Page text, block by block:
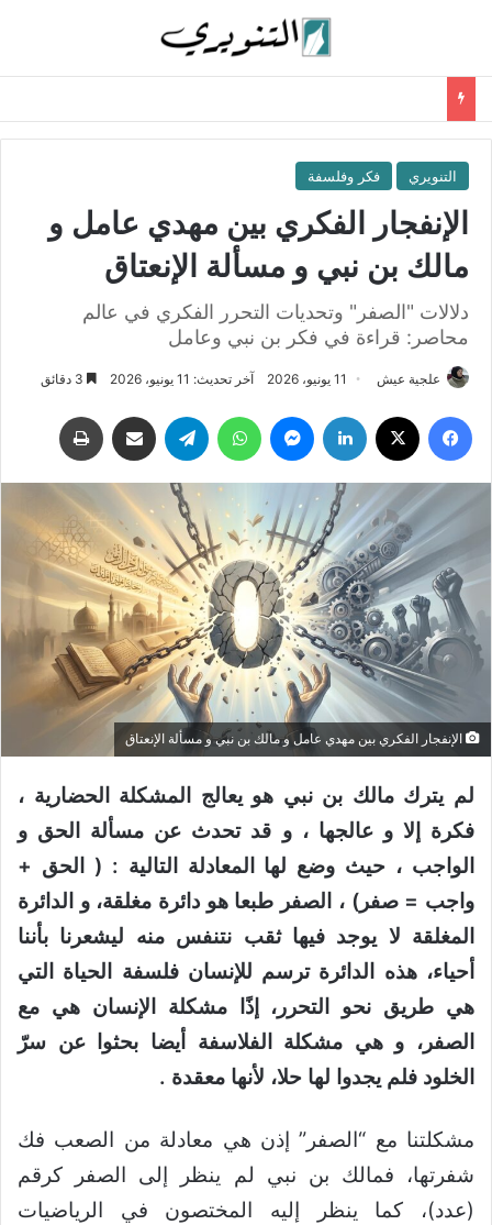
التنويري فكر وفلسفة
الإنفجار الفكري بين مهدي عامل و
مالك بن نبي و مسألة الإنعتاق
دلالات "الصفر" وتحديات التحرر الفكري في عالم
محاصر: قراءة في فكر بن نبي وعامل
علجية عيش 11 يونيو، 2026 آخر تحديث: 11 يونيو، 2026
فيسبوك لينكدإن ماسنجر واتساب تيلقرام مشاركة عبر البريد
الإنفجار الفكري بين مهدي عامل و مالك بن نبي و مسألة الإنعتاق
لم يترك مالك بن نبي هو يعالج المشكلة الحضارية ،
فكرة إلا و عالجها ، و قد تحدث عن مسألة الحق و
الواجب ، حيث وضع لها المعادلة التالية : ( الحق +
واجب = صفر) ، الصفر طبعا هو دائرة مغلقة، و الدائرة
المغلقة لا يوجد فيها ثقب نتنفس منه ليشعرنا بأننا
أحياء، هذه الدائرة ترسم للإنسان فلسفة الحياة التي
هي طريق نحو التحرر، إذًا مشكلة الإنسان هي مع
الصفر، و هي مشكلة الفلاسفة أيضا بحثوا عن سرّ
الخلود فلم يجدوا لها حلا، لأنها معقدة .
مشكلتنا مع “الصفر” إذن هي معادلة من الصعب فك
شفرتها، فمالك بن نبي لم ينظر إلى الصفر كرقم
(عدد)، كما ينظر إليه المختصون في الرياضيات